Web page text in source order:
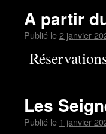
A partir
Publié le2 janvier
Les
Publié le 1 janvier